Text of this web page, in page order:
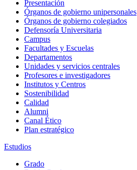
Presentación
Órganos de gobierno unipersonales
Órganos de gobierno colegiados
Defensoría Universitaria
Campus
Facultades y Escuelas
Departamentos
Unidades y servicios centrales
Profesores e investigadores
Institutos y Centros
Sostenibilidad
Calidad
Alumni
Canal Ético
Plan estratégico
Estudios
Grado